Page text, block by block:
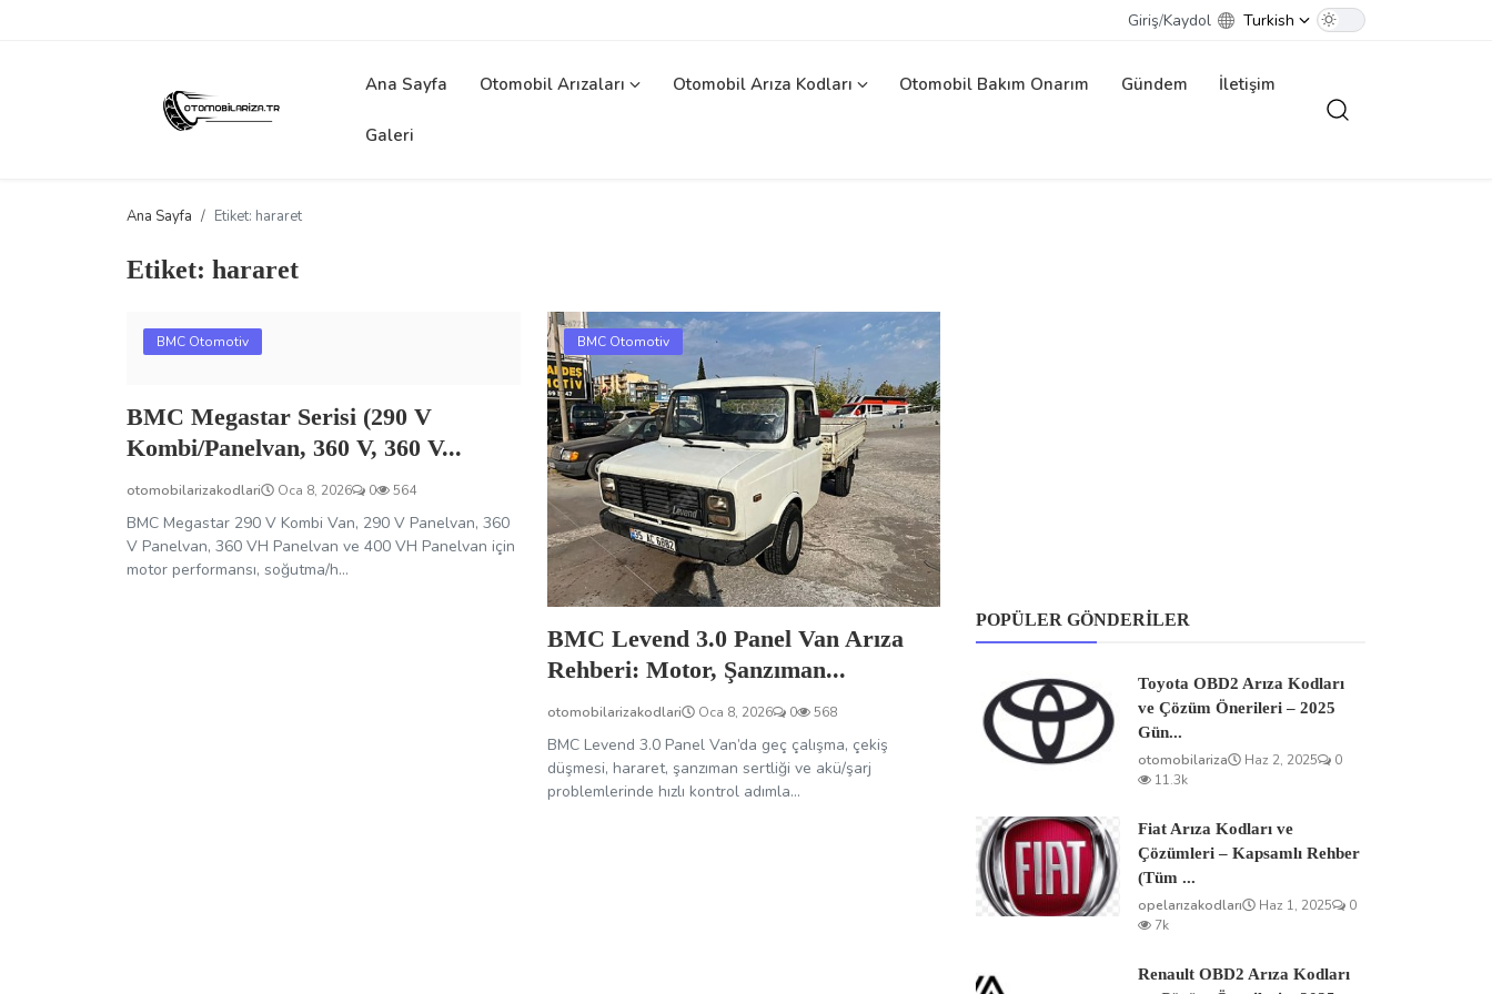
Giriş/Kaydol Turkish
Ana Sayfa Otomobil Arızaları Otomobil Arıza Kodları Otomobil Bakım Onarım Gündem İletişim
Galeri
Ana Sayfa Etiket: hararet
Etiket: hararet
BMC Otomotiv
BMC Megastar Serisi (290 V
Kombi/Panelvan, 360 V, 360 V...
otomobilarizakodlari Oca 8, 2026 0 564
BMC Megastar 290 V Kombi Van, 290 V Panelvan, 360
V Panelvan, 360 VH Panelvan ve 400 VH Panelvan için
motor performansı, soğutma/h...
BMC Otomotiv
BMC Levend 3.0 Panel Van Arıza
Rehberi: Motor, Şanzıman...
otomobilarizakodlari Oca 8, 2026 0 568
BMC Levend 3.0 Panel Van’da geç çalışma, çekiş
düşmesi, hararet, şanzıman sertliği ve akü/şarj
problemlerinde hızlı kontrol adımla...
POPÜLER GÖNDERILER
Toyota OBD2 Arıza Kodları
ve Çözüm Önerileri – 2025
Gün...
otomobilariza
Haz 2, 2025
0
11.3k
Fiat Arıza Kodları ve
Çözümleri – Kapsamlı Rehber
(Tüm ...
opelarızakodları
Haz 1, 2025
0
7k
Renault OBD2 Arıza Kodları